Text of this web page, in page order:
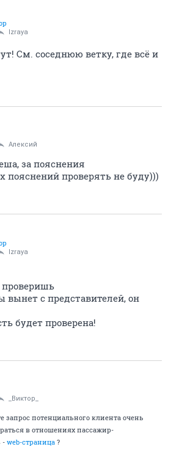
Izraya
См. соседнюю ветку, где всё и
Алексий
за пояснения
пояснений проверять не буду)))
Izraya
проверишь
вынет с представителей, он
будет проверена!
_Виктор_
запрос потенциального клиента очень
в отношениях пассажир-
- web-страница ?